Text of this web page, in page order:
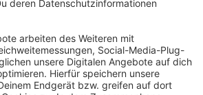
Bis zum nächsten Mal. Dein
aus? Hat
beziehungsweise bist du
hier im Podcast in aller